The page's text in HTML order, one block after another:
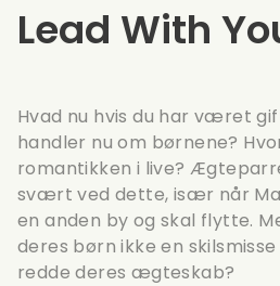
Lead With
Hvad nu hvis du har været
handler nu om børnene?
romantikken i live?
svært ved dette, især når
en anden by og skal flytte.
deres børn ikke en skilsmisse
redde deres ægteskab?